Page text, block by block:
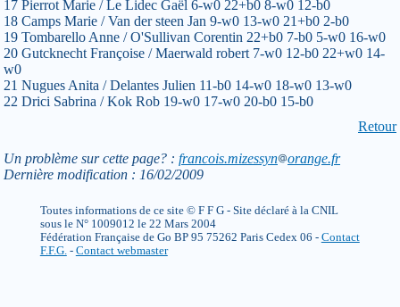
17 Pierrot Marie / Le Lidec Gaël 6-w0 22+b0 8-w0 12-b0
18 Camps Marie / Van der steen Jan 9-w0 13-w0 21+b0 2-b0
19 Tombarello Anne / O'Sullivan Corentin 22+b0 7-b0 5-w0 16-w0
20 Gutcknecht Françoise / Maerwald robert 7-w0 12-b0 22+w0 14-
w0
21 Nugues Anita / Delantes Julien 11-b0 14-w0 18-w0 13-w0
22 Drici Sabrina / Kok Rob 19-w0 17-w0 20-b0 15-b0
Retour
Un problème sur cette page? : francois.mizessyn
orange.fr
Dernière modification : 16/02/2009
Toutes informations de ce site © F F G - Site déclaré à la CNIL
sous le N° 1009012 le 22 Mars 2004
Fédération Française de Go BP 95 75262 Paris Cedex 06 - Contact
F.F.G. - Contact webmaster